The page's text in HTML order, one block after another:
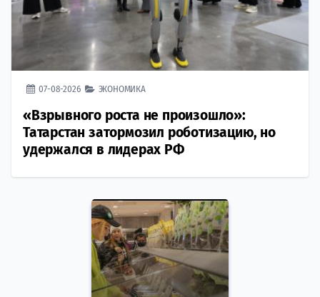
07-08-2026 ЭКОНОМИКА
«Взрывного роста не произошло»:
Татарстан затормозил роботизацию, но
удержался в лидерах РФ